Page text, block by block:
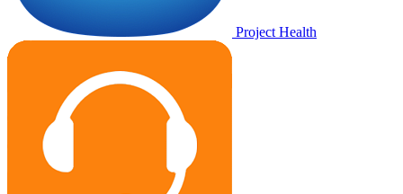
Project Health